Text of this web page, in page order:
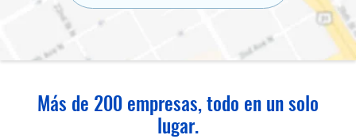
Más de 200 empresas, todo en un solo
lugar.